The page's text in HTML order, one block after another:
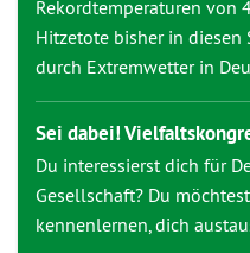
Rekordtemperaturen von
Hitzetote bisher in diesen
durch Extremwetter in
Sei dabei!
Du interessierst dich für
Gesellschaft? Du
kennenlernen, dich